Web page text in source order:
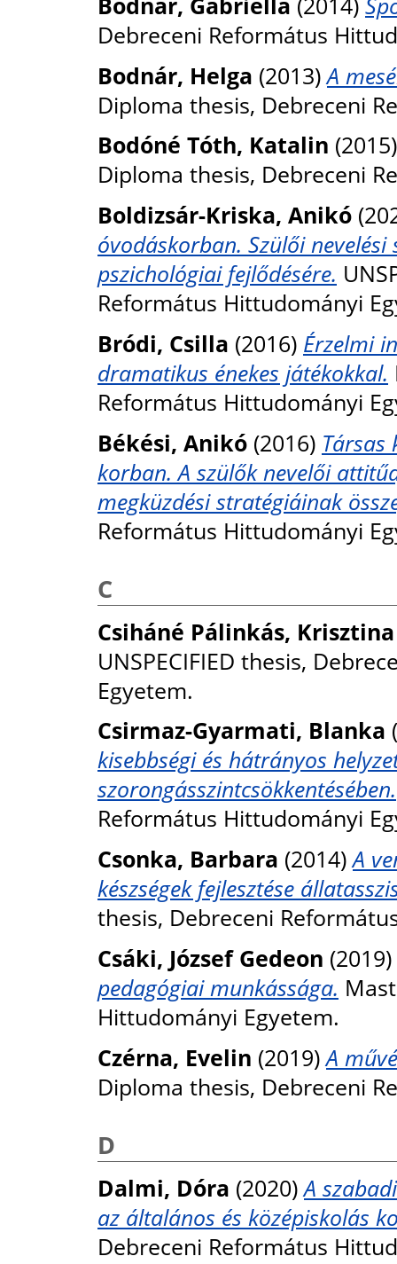
Debreceni Református
Bodnár, Helga (2013)A
Diploma thesis, Debreceni
Bodóné Tóth, Katalin
Diploma thesis, Debreceni
Boldizsár-Kriska, Anikó
óvodáskorban. Szülői
pszichológiai fejlődésére.
Református Hittudományi
Bródi, Csilla (2016) Érzelmi
dramatikus énekes játékokkal.
Református Hittudományi
Békési, Anikó (2016) Társas
korban. A szülők nevelői
megküzdési stratégiáinak
Református Hittudományi
C
Csiháné Pálinkás, Krisztina
UNSPECIFIED thesis,
Egyetem.
Csirmaz-Gyarmati, Blanka
kisebbségi és hátrányos
szorongásszintcsökkentésében.
Református Hittudományi
Csonka, Barbara (2014)A
készségek fejlesztése
thesis, Debreceni
Csáki, József Gedeon (2019)
pedagógiai munkássága.
Hittudományi Egyetem.
Czérna, Evelin (2019)A
Diploma thesis, Debreceni
D
Dalmi, Dóra (2020)A
az általános és középiskolás
Debreceni Református